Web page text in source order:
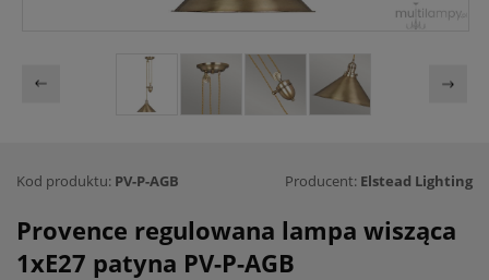
Kod produktu: PV-P-AGB Producent: Elstead Lighting
Provence regulowana lampa wisząca
1xE27 patyna PV-P-AGB